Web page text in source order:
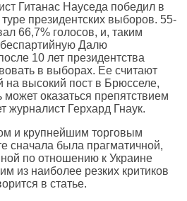
Гитанас Науседа победил в
президентских выборов. 55-
66,7% голосов, и, таким
Далю
10 лет президентства
в выборах. Ее считают
на высокий пост в Брюсселе,
может оказаться препятствием
журналист Герхард Гнаук.
и крупнейшим торговым
сначала была прагматичной,
по отношению к Украине
из наиболее резких критиков
в статье.